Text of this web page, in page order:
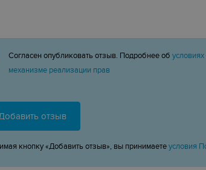
Согласен опубликовать отзыв. Подробнее об
механизме реализации прав
отзыв
кнопку «Добавить отзыв», вы принимаетеусловия